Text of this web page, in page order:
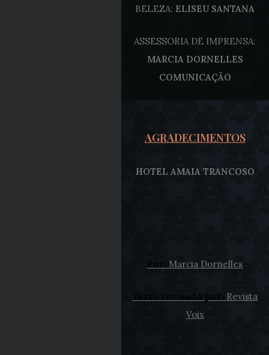
BELEZA: ELISEU SANTANA
ASSESSORIA DE IMPRENSA:
MARCIA DORNELLES
COMUNICAÇÃO
AGRADECIMENTOS
HOTEL AMAIA TRANCOSO
Por: Marcia Dornelles
Texto revisado por: Revista
Voix